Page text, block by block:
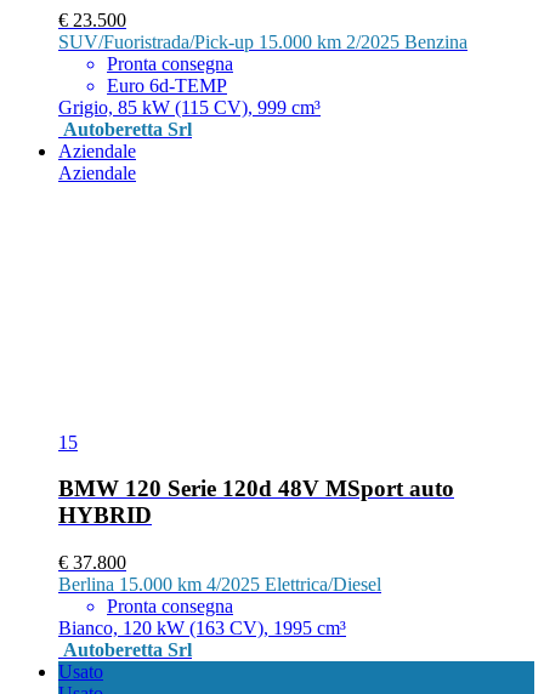
€ 23.500
SUV/Fuoristrada/Pick-up 15.000 km 2/2025 Benzina
Pronta consegna
Euro 6d-TEMP
Grigio, 85 kW (115 CV), 999 cm³
Autoberetta Srl
Aziendale
Aziendale
15
BMW 120 Serie 120d 48V MSport auto
HYBRID
€ 37.800
Berlina 15.000 km 4/2025 Elettrica/Diesel
Pronta consegna
Bianco, 120 kW (163 CV), 1995 cm³
Autoberetta Srl
Usato